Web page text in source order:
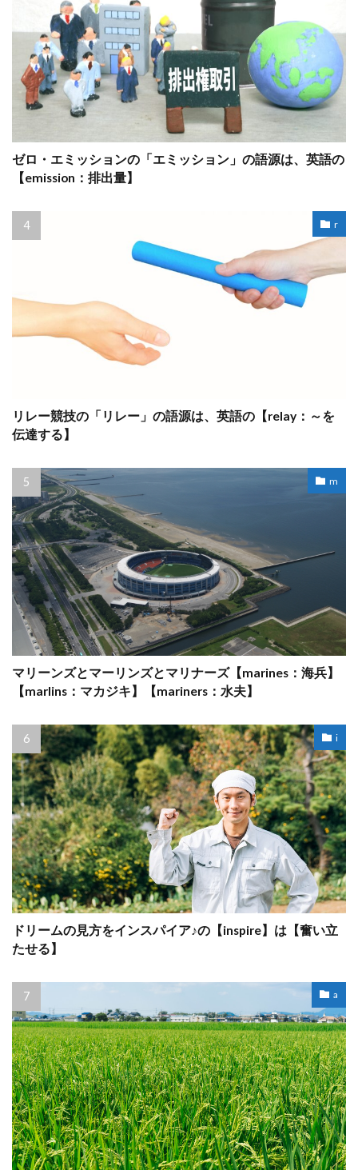
ゼロ・エミッションの「エミッション」の語源は、英語の
【emission：排出量】
r
リレー競技の「リレー」の語源は、英語の【relay：～を
伝達する】
m
マリーンズとマーリンズとマリナーズ【marines：海兵】
【marlins：マカジキ】【mariners：水夫】
i
ドリームの見方をインスパイア♪の【inspire】は【奮い立
たせる】
a